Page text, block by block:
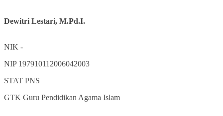
Dewitri Lestari, M.Pd.I.
NIK -
NIP 197910112006042003
STAT PNS
GTK Guru Pendidikan Agama Islam